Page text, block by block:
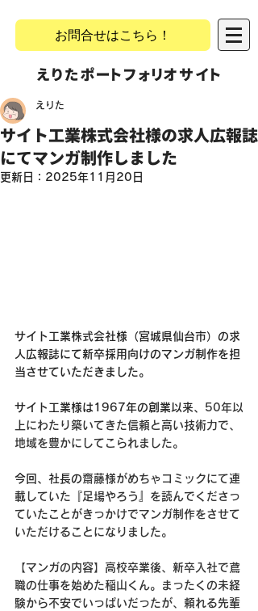
お問合せはこちら！
​えりたポートフォリオサイト
サイト工業株式会社様の求人広報誌
にてマンガ制作しました
えりた
更新日： 2025年11月20日
サイト工業株式会社様（宮城県仙台市）の求
人広報誌にて新卒採用向けのマンガ制作を担
当させていただきました。
サイト工業様は1967年の創業以来、 50年以
上にわたり築いてきた信頼と高い技術力で、
地域を豊かにしてこられました。
今回、社長の齋藤様がめちゃコミックにて連
載していた『足場やろう』を読んでくださっ
ていたことがきっかけでマンガ制作をさせて
いただけることになりました。
【マンガの内容】高校卒業後、新卒入社で鳶
職の仕事を始めた稲山くん。まったくの未経
験から不安でいっぱいだったが、頼れる先輩